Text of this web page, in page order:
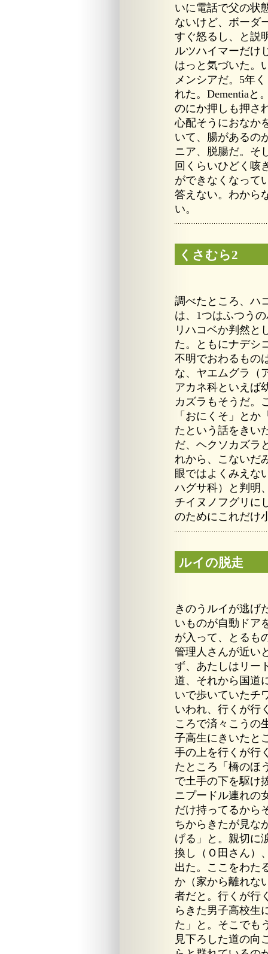
いに電話で父の状
ないけど、ボーダ
すぐ怒るし、と説
ルツハイマーだけ
はっと気づいた。
メンシアだ。5年
れた。Dementiaと
のにか押しも押さ
心配そうにおなか
いて、腸があるの
ニア、脱腸だ。そ
回くらいひどく咳
ができなくなって
答えない。わから
い。
くさむら2
調べたところ、ハ
は、1つはふつう
リハコベか判然と
た。ともにナデシ
不明でおわるもの
な、ヤエムグラ（
アカネ科といえば
カズラもそうだ。
「おにくそ」と
たという話をきい
だ、ヘクソカズラ
れから、こないだ
眼ではよくみえな
ハグサ科）と判明
チイヌノフグリに
のためにこれだけ
ルイの脱走
きのうルイが逃げ
いものが自動ドア
が入って、とるも
管理人さんが近い
ず、あたしはリー
道、それから国道
いで歩いていたチ
いわれ、行くが行
ころで済々こうの
子高生にきいたと
手の上を行くが行
たところ「橋のほ
で土手の下を駆け
ニプードル連れの
だけ持ってるから
ちからきたが見な
げる」と。親切に
換し（Ｏ田さん）
出た。ここをわた
か（家から離れな
者だと。行くが行
らきた男子高校生
た」と。そこでも
見下ろした道の向